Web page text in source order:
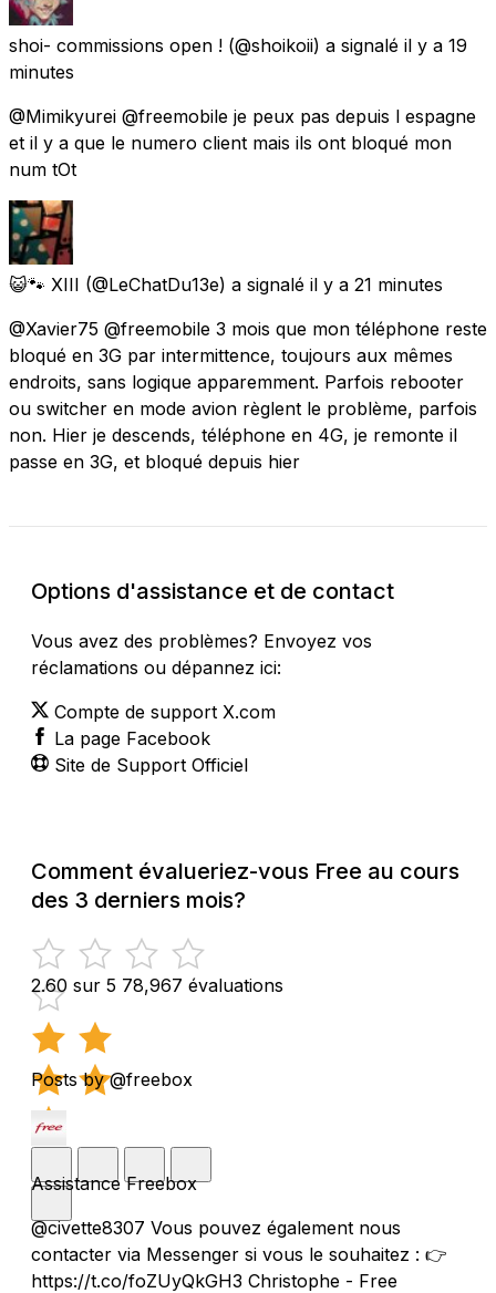
shoi- commissions open ! (@shoikoii) a signalé il y a 19
minutes
@Mimikyurei @freemobile je peux pas depuis l espagne
et il y a que le numero client mais ils ont bloqué mon
num tOt
😺🐾 XIII (@LeChatDu13e) a signalé il y a 21 minutes
@Xavier75 @freemobile 3 mois que mon téléphone reste
bloqué en 3G par intermittence, toujours aux mêmes
endroits, sans logique apparemment. Parfois rebooter
ou switcher en mode avion règlent le problème, parfois
non. Hier je descends, téléphone en 4G, je remonte il
passe en 3G, et bloqué depuis hier
Options d'assistance et de contact
Vous avez des problèmes? Envoyez vos
réclamations ou dépannez ici:
Compte de support X.com
La page Facebook
Site de Support Officiel
Comment évalueriez-vous Free au cours
des 3 derniers mois?
2.60 sur 5 78,967 évaluations
Posts by @freebox
Assistance Freebox
@civette8307 Vous pouvez également nous
contacter via Messenger si vous le souhaitez : 👉
https://t.co/foZUyQkGH3 Christophe - Free